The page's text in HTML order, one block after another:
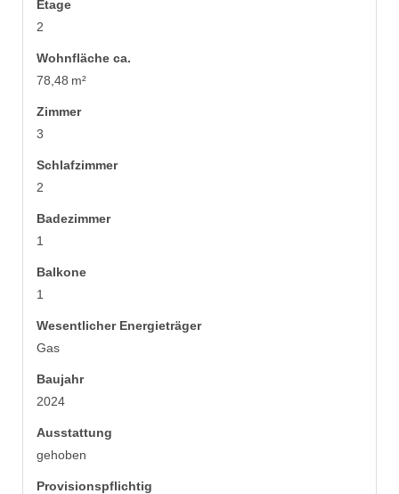
Etage
2
Wohnfläche ca.
78,48 m²
Zimmer
3
Schlafzimmer
2
Badezimmer
1
Balkone
1
Wesentlicher Energieträger
Gas
Baujahr
2024
Ausstattung
gehoben
Provisionspflichtig